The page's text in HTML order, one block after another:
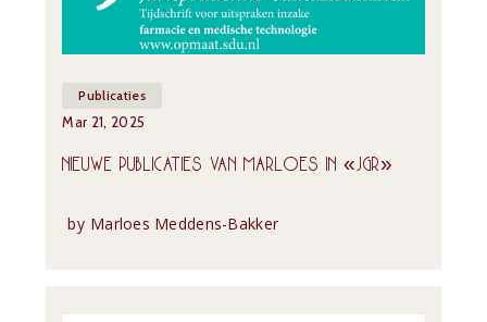
Publicaties
Mar 21, 2025
NIEUWE PUBLICATIES VAN MARLOES IN «JGR»
by Marloes Meddens-Bakker